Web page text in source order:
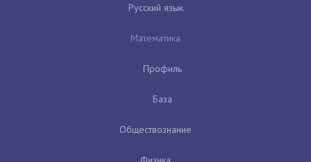
Русский язык
Математика
Профиль
База
Обществознание